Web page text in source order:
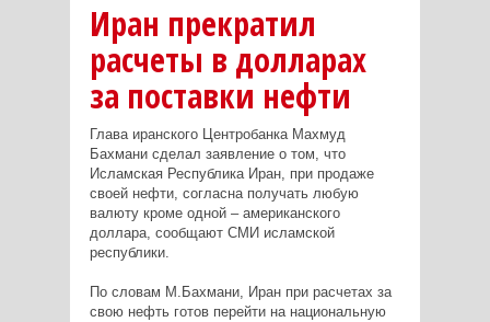
Иран прекратил
расчеты в долларах
за поставки нефти
Глава иранского Центробанка Махмуд
Бахмани сделал заявление о том, что
Исламская Республика Иран, при продаже
своей нефти, согласна получать любую
валюту кроме одной – американского
доллара, сообщают СМИ исламской
республики.
По словам М.Бахмани, Иран при расчетах за
свою нефть готов перейти на национальную